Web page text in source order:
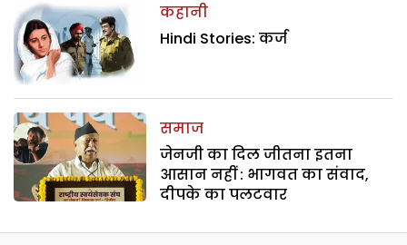
कहानी
Hindi Stories: कर्ज
समाज
जेनजी का दिल जीतना इतना
आसान नहीं : भागवत का संवाद,
दीपके का पलटवार